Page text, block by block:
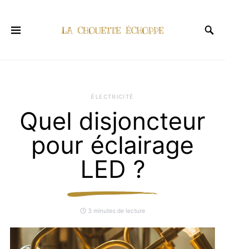
ÉLECTRICITÉ
Quel disjoncteur
pour éclairage
LED ?
3 minutes de lecture